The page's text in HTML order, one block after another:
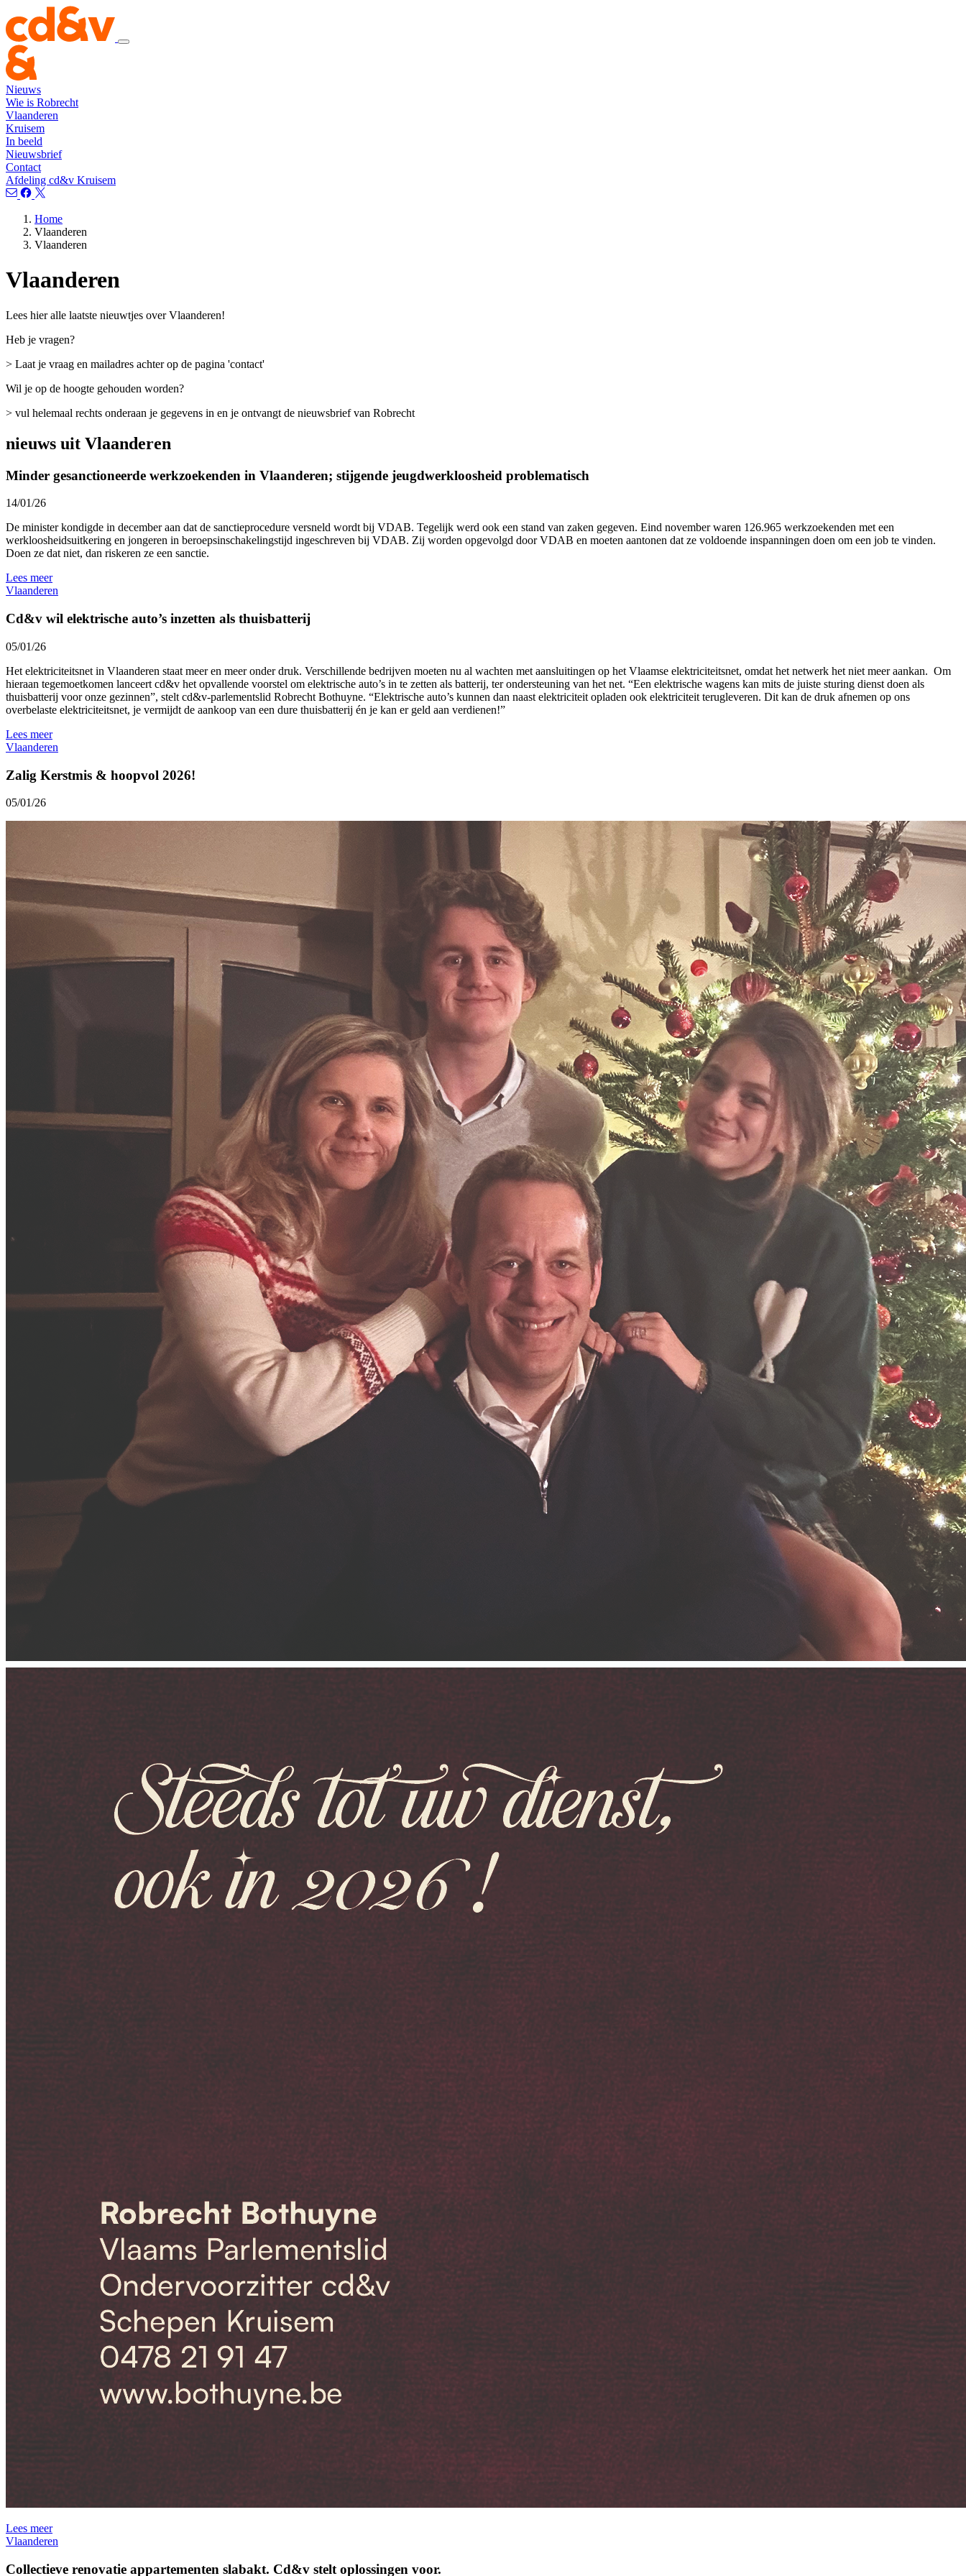
Nieuws
Wie is Robrecht
Vlaanderen
Kruisem
In beeld
Nieuwsbrief
Contact
Afdeling cd&v Kruisem
Home
Vlaanderen
Vlaanderen
Vlaanderen
Lees hier alle laatste nieuwtjes over Vlaanderen!
Heb je vragen?
> Laat je vraag en mailadres achter op de pagina 'contact'
Wil je op de hoogte gehouden worden?
> vul helemaal rechts onderaan je gegevens in en je ontvangt de nieuwsbrief van Robrecht
nieuws uit Vlaanderen
Minder gesanctioneerde werkzoekenden in Vlaanderen; stijgende jeugdwerkloosheid problematisch
14/01/26
De minister kondigde in december aan dat de sanctieprocedure versneld wordt bij VDAB. Tegelijk werd ook een stand van zaken gegeven. Eind november waren 126.965 werkzoekenden met een
werkloosheidsuitkering en jongeren in beroepsinschakelingstijd ingeschreven bij VDAB. Zij worden opgevolgd door VDAB en moeten aantonen dat ze voldoende inspanningen doen om een job te vinden.
Doen ze dat niet, dan riskeren ze een sanctie.
Lees meer
Vlaanderen
Cd&v wil elektrische auto’s inzetten als thuisbatterij
05/01/26
Het elektriciteitsnet in Vlaanderen staat meer en meer onder druk. Verschillende bedrijven moeten nu al wachten met aansluitingen op het Vlaamse elektriciteitsnet, omdat het netwerk het niet meer aankan. Om
hieraan tegemoetkomen lanceert cd&v het opvallende voorstel om elektrische auto’s in te zetten als batterij, ter ondersteuning van het net. “Een elektrische wagens kan mits de juiste sturing dienst doen als
thuisbatterij voor onze gezinnen”, stelt cd&v-parlementslid Robrecht Bothuyne. “Elektrische auto’s kunnen dan naast elektriciteit opladen ook elektriciteit terugleveren. Dit kan de druk afnemen op ons
overbelaste elektriciteitsnet, je vermijdt de aankoop van een dure thuisbatterij én je kan er geld aan verdienen!”
Lees meer
Vlaanderen
Zalig Kerstmis & hoopvol 2026!
05/01/26
Lees meer
Vlaanderen
Collectieve renovatie appartementen slabakt. Cd&v stelt oplossingen voor.